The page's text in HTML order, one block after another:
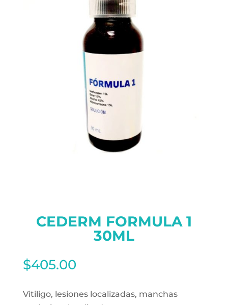
CEDERM FORMULA 1
30ML
$405.00
Vitiligo, lesiones localizadas, manchas